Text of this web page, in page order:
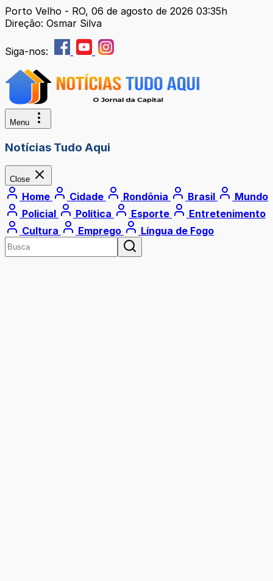
Porto Velho - RO, 06 de agosto de 2026 03:35h
Direção: Osmar Silva
Siga-nos:
Menu
Notícias Tudo Aqui
Close
Home Cidade Rondônia Brasil
Mundo
Policial
Política Esporte
Entretenimento
Cultura
Emprego Língua de Fogo